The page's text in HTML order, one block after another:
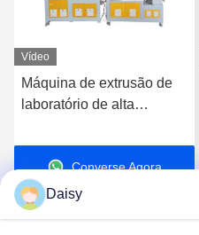
Vídeo
Máquina de extrusão de
laboratório de alta
duplos Linha de
granulação de pellets de
plástico Pe Pp
Converse Agora
Daisy